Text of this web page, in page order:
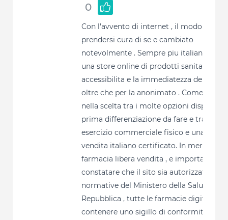
0
Con l'avvento di internet , il modo di
prendersi cura di se e cambiato
notevolmente . Sempre piu italiani
una store online di prodotti sanitari per
accessibilita e la immediatezza del
oltre che per la anonimato . Come
nella scelta tra i molte opzioni
prima differenziazione da fare e tra una
esercizio commerciale fisico e una sito di
vendita italiano certificato. In merito a
farmacia libera vendita , e importante
constatare che il sito sia autorizzato dalle
normative del Ministero della Salute .
Repubblica , tutte le farmacie digitali
contenere uno sigillo di conformita . E